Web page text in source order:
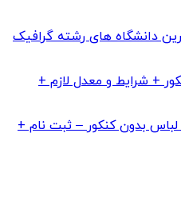
دانشگاه های رشته گرافیک
+ شرایط و معدل لازم +
بدون کنکور – ثبت نام +